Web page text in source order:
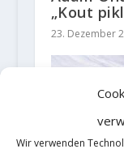
Wir verwenden
„Kout
23. Dezember